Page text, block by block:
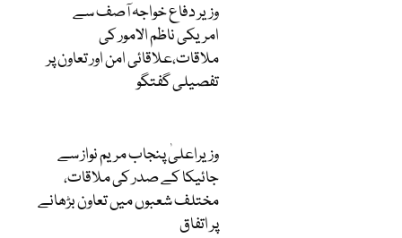
وزیر دفاع خواجہ آصف سے
امریکی ناظم الامور کی
ملاقات،علاقائی امن اور تعاون پر
تفصیلی گفتگو
وزیراعلیٰ پنجاب مریم نواز سے
جائیکا کے صدر کی ملاقات،
مختلف شعبوں میں تعاون بڑھانے
پر اتفاق